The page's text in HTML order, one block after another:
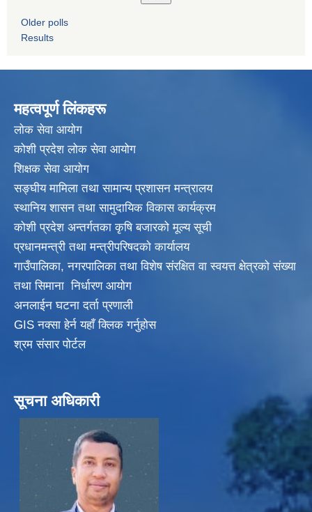
Older polls
Results
महत्वपूर्ण लिंकहरू
लाेक सेवा आयाेग
कोशी प्रदेश लोक सेवा आयोग
शिक्षक सेवा आयाेग
सङ्‍घीय मामिला तथा सामान्य प्रशासन मन्त्रालय
स्थानिय शासन तथा सामुदायिक विकास कार्यक्रम
कोशी प्रदेश अन्तर्गतका कृषि बजारको मूल्य सूची
प्रधानमन्त्री तथा मन्त्रीपरिषदकाे कार्यालय
गाउँपालिका, नगरपालिका तथा विशेष संरक्षित वा स्वयत्त क्षेत्रकाे संख्या
तथा सिमाना निर्धारण आयाेग
अनलाईन घटना दर्ता प्रणाली
GIS नक्सा हेर्न यहाँ क्लिक गर्नुहाेस
श्रम संसार पोर्टल
सूचना अधिकारी